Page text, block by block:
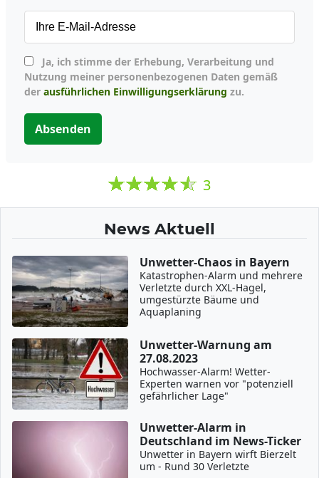
Nutzung meiner personenbezogenen Daten gemäß
der ausführlichen Einwilligungserklärung zu.
Absenden
3
News Aktuell
Unwetter-Chaos in Bayern
Katastrophen-Alarm und mehrere
Verletzte durch XXL-Hagel,
umgestürzte Bäume und
Aquaplaning
Unwetter-Warnung am
27.08.2023
Hochwasser-Alarm! Wetter-
Experten warnen vor "potenziell
gefährlicher Lage"
Unwetter-Alarm in
Deutschland im News-Ticker
Unwetter in Bayern wirft Bierzelt
um - Rund 30 Verletzte